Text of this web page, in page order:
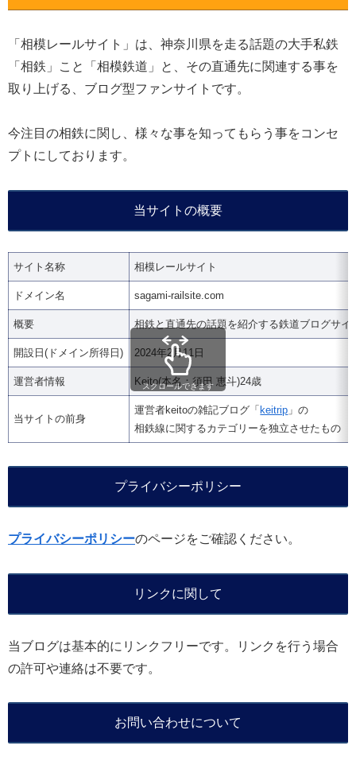
「相模レールサイト」は、神奈川県を走る話題の大手私鉄
「相鉄」こと「相模鉄道」と、その直通先に関連する事を
取り上げる、ブログ型ファンサイトです。
今注目の相鉄に関し、様々な事を知ってもらう事をコンセ
プトにしております。
当サイトの概要
サイト名称 相模レールサイト
ドメイン名 sagami-railsite.com
概要 相鉄と直通先の話題を紹介する鉄道ブログサイ
開設日(ドメイン所得日) 2024年2月11日
運営者情報 Keito(本名：須田 恵斗)24歳
当サイトの前身
運営者keitoの雑記ブログ「 keitrip 」の
相鉄線に関するカテゴリーを独立させたもの
スクロールできます
プライバシーポリシー
プライバシーポリシーのページをご確認ください。
リンクに関して
当ブログは基本的にリンクフリーです。リンクを行う場合
の許可や連絡は不要です。
お問い合わせについて